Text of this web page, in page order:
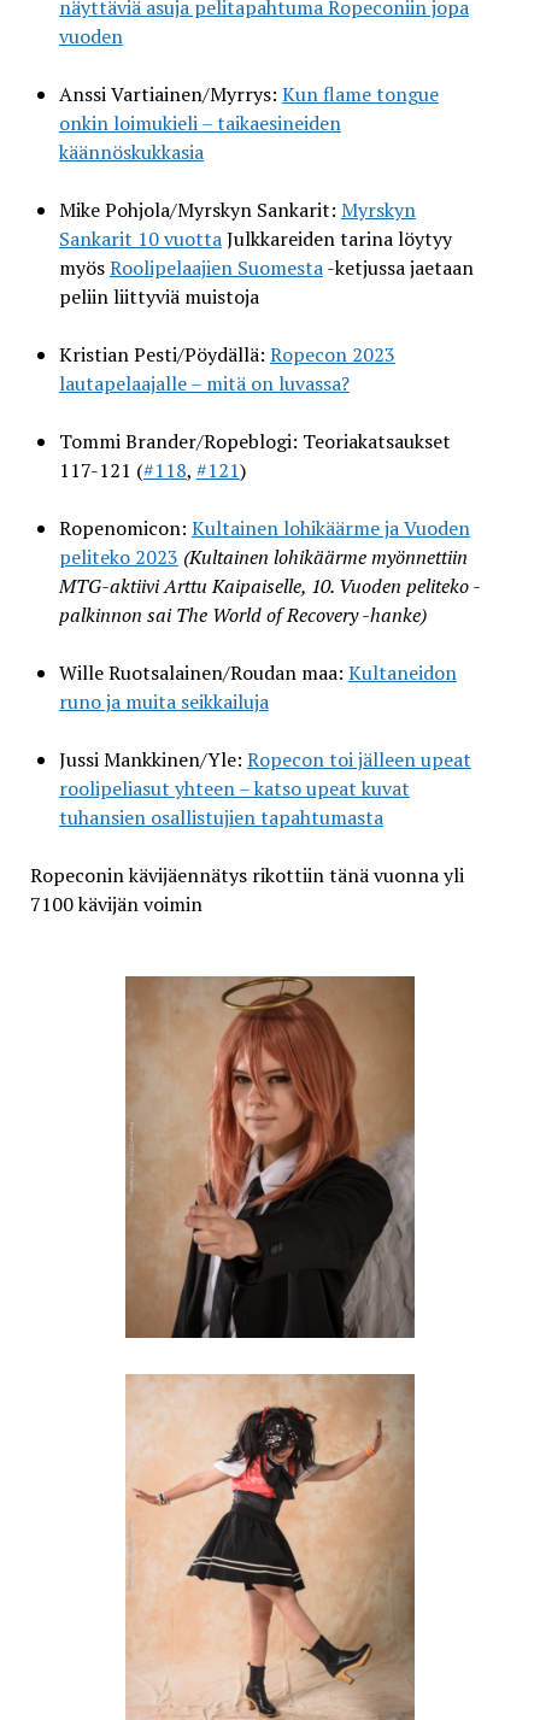
näyttäviä asuja pelitapahtuma Ropeconiin jopa
vuoden
Anssi Vartiainen/Myrrys: Kun flame tongue
onkin loimukieli – taikaesineiden
käännöskukkasia
Mike Pohjola/Myrskyn Sankarit: Myrskyn
Sankarit 10 vuottaJulkkareiden tarina löytyy
myösRoolipelaajien Suomesta-ketjussa jaetaan
peliin liittyviä muistoja
Kristian Pesti/Pöydällä: Ropecon 2023
lautapelaajalle – mitä on luvassa?
Tommi Brander/Ropeblogi: Teoriakatsaukset
117-121 (#118, #121)
Ropenomicon: Kultainen lohikäärme ja Vuoden
peliteko 2023 (Kultainen lohikäärme myönnettiin
MTG-aktiivi Arttu Kaipaiselle, 10. Vuoden peliteko -
palkinnon sai The World of Recovery -hanke)
Wille Ruotsalainen/Roudan maa: Kultaneidon
runo ja muita seikkailuja
Jussi Mankkinen/Yle: Ropecon toi jälleen upeat
roolipeliasut yhteen – katso upeat kuvat
tuhansien osallistujien tapahtumasta
Ropeconin kävijäennätys rikottiin tänä vuonna yli
7100 kävijän voimin